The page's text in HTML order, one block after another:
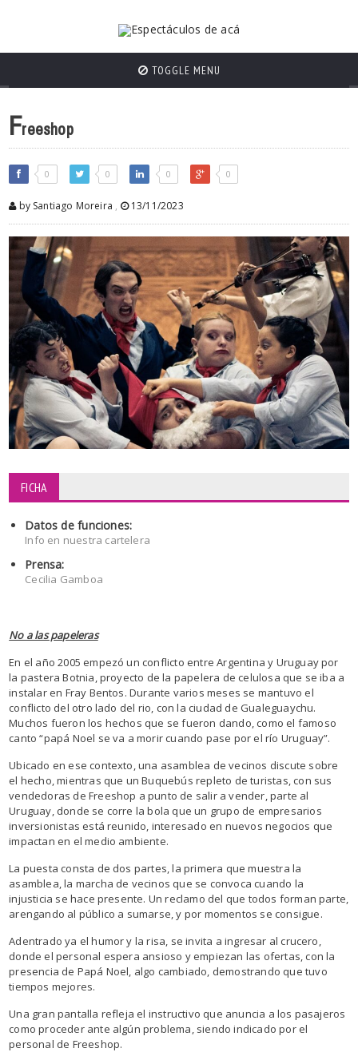
TOGGLE MENU
Freeshop
0 0 0 0
by Santiago Moreira , 13/11/2023
FICHA
Datos de funciones:
Info en nuestra cartelera
Prensa:
Cecilia Gamboa
No a las papeleras
En el año 2005 empezó un conflicto entre Argentina y Uruguay por
la pastera Botnia, proyecto de la papelera de celulosa que se iba a
instalar en Fray Bentos. Durante varios meses se mantuvo el
conflicto del otro lado del rio, con la ciudad de Gualeguaychu.
Muchos fueron los hechos que se fueron dando, como el famoso
canto “papá Noel se va a morir cuando pase por el río Uruguay”.
Ubicado en ese contexto, una asamblea de vecinos discute sobre
el hecho, mientras que un Buquebús repleto de turistas, con sus
vendedoras de Freeshop a punto de salir a vender, parte al
Uruguay, donde se corre la bola que un grupo de empresarios
inversionistas está reunido, interesado en nuevos negocios que
impactan en el medio ambiente.
La puesta consta de dos partes, la primera que muestra la
asamblea, la marcha de vecinos que se convoca cuando la
injusticia se hace presente. Un reclamo del que todos forman parte,
arengando al público a sumarse, y por momentos se consigue.
Adentrado ya el humor y la risa, se invita a ingresar al crucero,
donde el personal espera ansioso y empiezan las ofertas, con la
presencia de Papá Noel, algo cambiado, demostrando que tuvo
tiempos mejores.
Una gran pantalla refleja el instructivo que anuncia a los pasajeros
como proceder ante algún problema, siendo indicado por el
personal de Freeshop.